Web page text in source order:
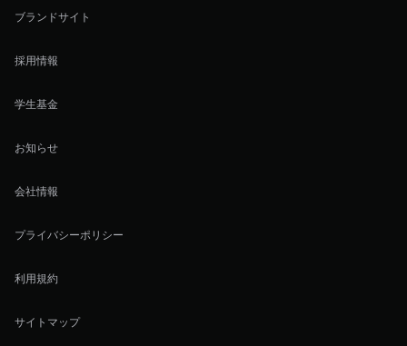
ブランドサイト
採用情報
学生基金
お知らせ
会社情報
プライバシーポリシー
利用規約
サイトマップ